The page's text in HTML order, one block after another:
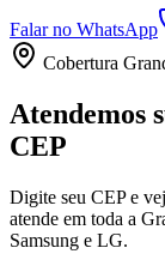
Falar no WhatsApp
Cobertura
Atendemos
CEP
Digite seu CEP e
atende em toda a
Samsung e LG.